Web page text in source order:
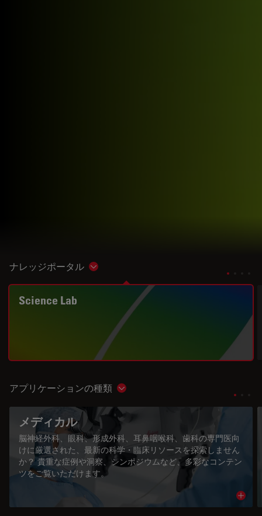
ナレッジポータル Show subnavigation
Science Lab
アプリケーションの種類 Show subnavigation
メディカル
脳神経外科、眼科、形成外科、耳鼻咽喉科、歯科の専門医向
けに厳選された、最新の科学・臨床リソースを探索しません
か？ 貴重な症例や洞察、シンポジウムなど、多彩なコンテン
ツをご覧いただけます。